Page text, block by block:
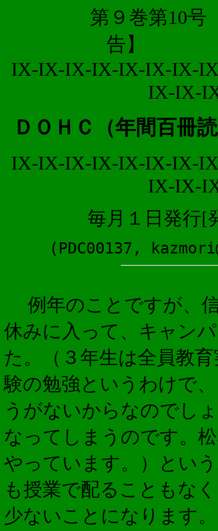
第９巻第
告】
IX-IX-IX-IX-IX-IX-IX-
IX-IX-
ＤＯＨＣ（年間百冊
IX-IX-IX-IX-IX-IX-IX-
IX-IX-
毎月１日発行[
(PDC00137,
例年のことですが、
休みに入って、キャン
た。（３年生は全員教
験の勉強というわけで
うがないからなのでし
なってしまうのです。
やっています。）とい
も授業で配ることもな
少ないことになります